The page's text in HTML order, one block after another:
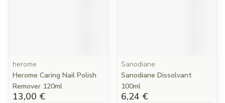
herome
Herome Caring Nail Polish
Remover 120ml
13,00 €
Sanodiane
Sanodiane Dissolvant
100ml
6,24 €